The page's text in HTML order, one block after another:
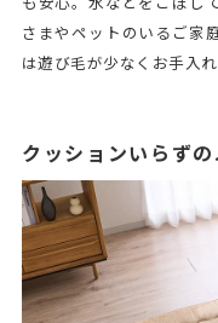
さまやペットのいるご家
は遊び毛が少なくお手入
クッションいらず